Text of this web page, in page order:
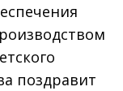
поздравит